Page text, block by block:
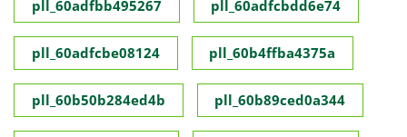
pll_60adfbb495267 pll_60adfcbdd6e74
pll_60adfcbe08124 pll_60b4ffba4375a
pll_60b50b284ed4b pll_60b89ced0a344